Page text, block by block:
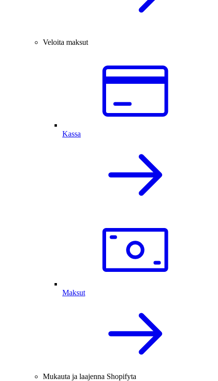
Veloita maksut
Kassa
Maksut
Mukauta ja laajenna Shopifyta